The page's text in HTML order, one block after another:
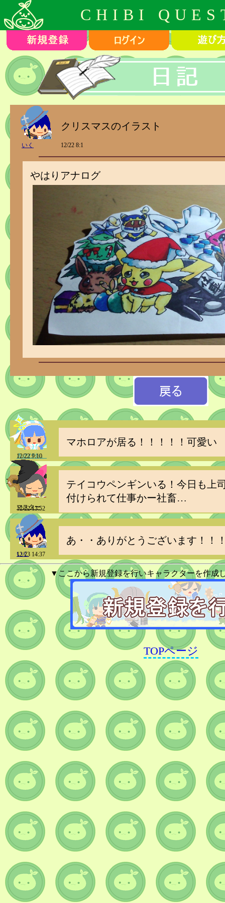
CHIBI
クリスマスのイラスト
いく 12/22 8:1
やはりアナログ
マホロアが居る！！！！！可愛い
きのぴお。
12/22 9:10
テイコウペンギンいる！今日も上
付けられて仕事かー社畜…
マスター
12/22 13:52
あ・・ありがとうございます！！
いく
12/23 14:37
▼ここから新規登録を行いキャラクターを作成
TOPページ